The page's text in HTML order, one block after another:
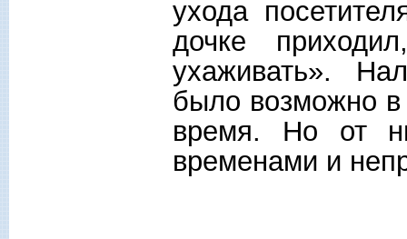
ухода
дочке
ухаживать».
было возможно
время. Но от
временами и